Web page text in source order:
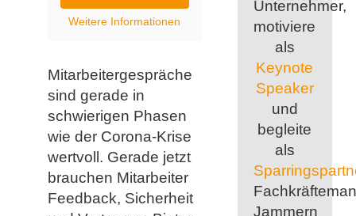
Weitere Informationen
Mitarbeitergespräche
sind gerade in
schwierigen Phasen
wie der Corona-Krise
wertvoll. Gerade jetzt
brauchen Mitarbeiter
Feedback, Sicherheit
Unternehmer,
motiviere
als
Keynote
Speaker
und
begleite
als
Jammern